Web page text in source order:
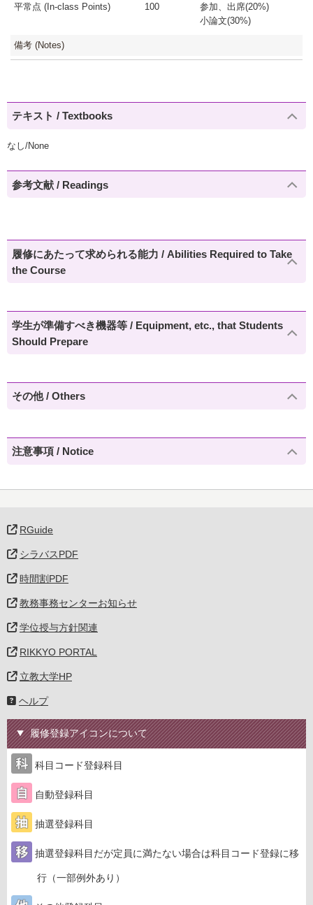
平常点 (In-class Points) 100
参加、出席(20%)
小論文(30%)
備考 (Notes)
テキスト / Textbooks
なし/None
参考文献 / Readings
履修にあたって求められる能力 / Abilities Required to Take
the Course
学生が準備すべき機器等 / Equipment, etc., that Students
Should Prepare
その他 / Others
注意事項 / Notice
RGuide
シラバスPDF
時間割PDF
教務事務センターお知らせ
学位授与方針関連
RIKKYO PORTAL
立教大学HP
ヘルプ
履修登録アイコンについて
科目コード登録科目
自動登録科目
抽選登録科目
抽選登録科目だが定員に満たない場合は科目コード登録に移
行（一部例外あり）